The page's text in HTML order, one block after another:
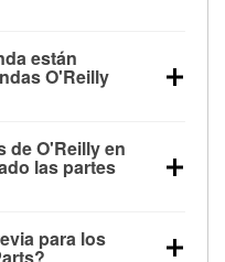
están
O'Reilly
de alternador y
luz “Check Engine”
de
disponibles en
La tienda
de O'Reilly en
las partes
disponibles en la
para los